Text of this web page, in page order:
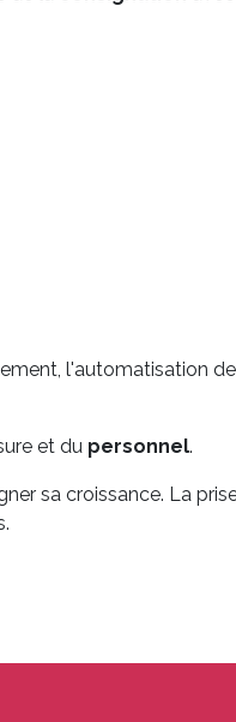
l'automatisation
et du personnel.
sa croissance. La